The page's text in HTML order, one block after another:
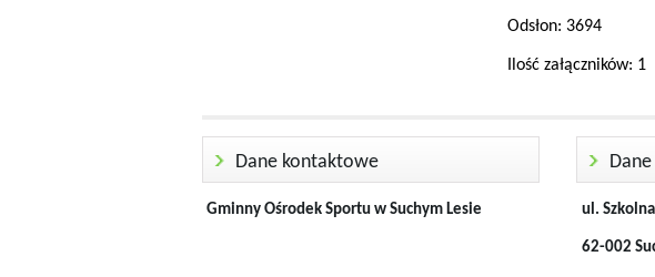
Odsłon: 3694
Ilość załączników: 1
Dane kontaktowe
Gminny Ośrodek Sportu w Suchym Lesie ul.
62-002